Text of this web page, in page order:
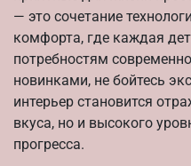
— это сочетание
комфорта, где каждая
потребностям
новинками, не бойтесь
интерьер становится
вкуса, но и высокого
прогресса.